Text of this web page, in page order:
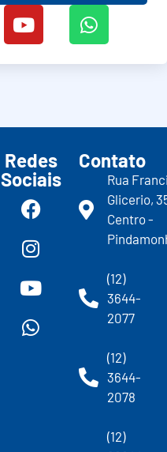
Redes
Sociais
Contato
Rua
Glicerio,
Centro -
(12)
3644-
2077
(12)
3644-
2078
(12)